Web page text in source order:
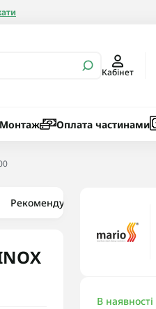
Кабінет
Монтаж Оплата частинами
Колби
Рекомендуємо
В наявності